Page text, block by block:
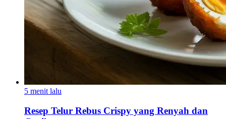
5 menit lalu
Resep Telur Rebus Crispy yang Renyah dan